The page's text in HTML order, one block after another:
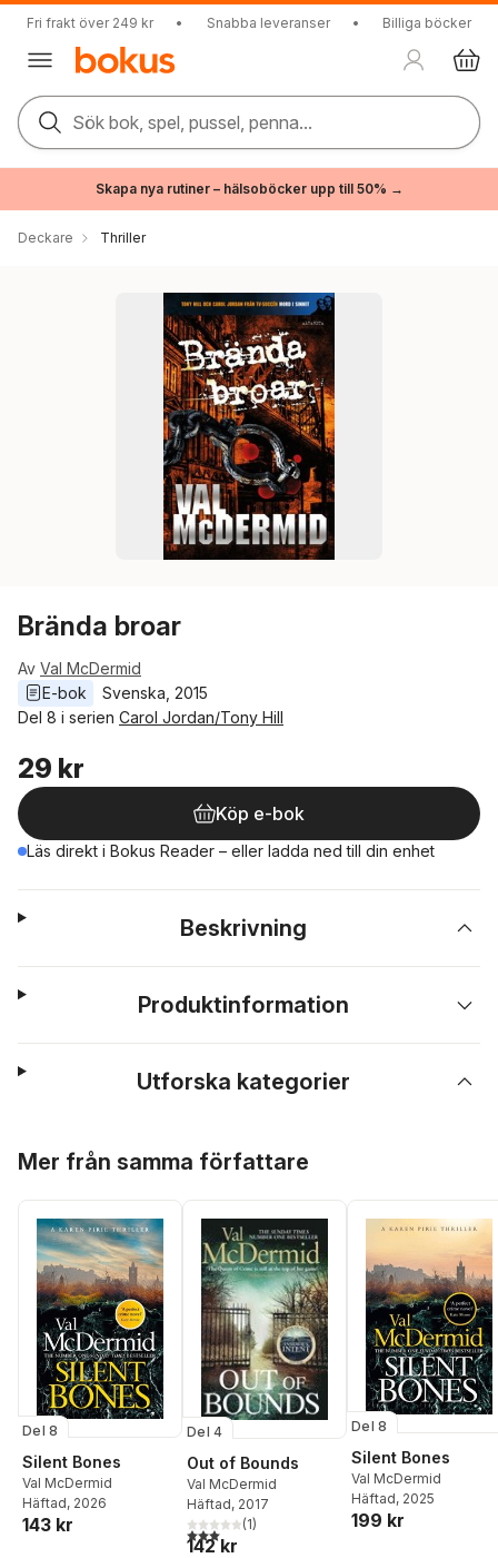
Fri frakt över 249 kr • Snabba leveranser • Billiga böcker
Sök bok, spel, pussel, penna...
Skapa nya rutiner – hälsoböcker upp till 50% →
Deckare Thriller
Brända broar
Av Val McDermid
E-bok
Svenska 2015
Del 8 i serien Carol Jordan/Tony Hill
29 kr
Köp e-bok
Läs direkt i Bokus Reader – eller ladda ned till din enhet
Beskrivning
Produktinformation
Utforska kategorier
Mer från samma författare
Del 8
Silent Bones
Val McDermid
Häftad, 2026
143 kr
Del 4
Out of Bounds
Val McDermid
Häftad, 2017
3,0utav 5 stjärnor. Totalt antal röster:
(1)
142 kr
Del 8
Silent Bones
Val McDermid
Häftad, 2025
199 kr